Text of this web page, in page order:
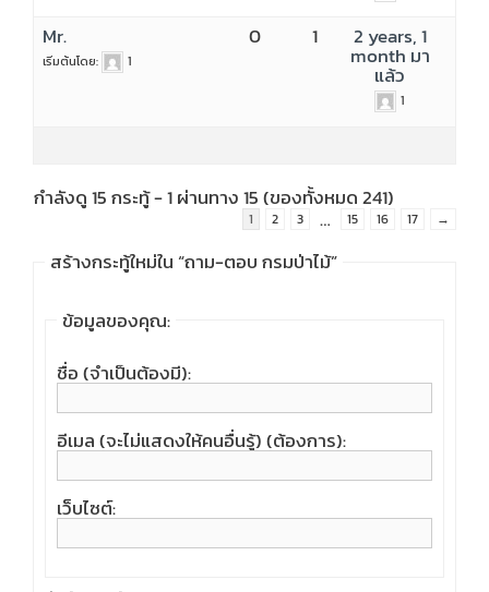
Mr.
เริ่มต้นโดย: 1
0 1 2 years, 1
month มา
แล้ว
1
กำลังดู 15 กระทู้ - 1 ผ่านทาง 15 (ของทั้งหมด 241)
1 2 3 … 15 16 17 →
สร้างกระทู้ใหม่ใน “ถาม-ตอบ กรมป่าไม้”
ข้อมูลของคุณ:
ชื่อ (จำเป็นต้องมี):
อีเมล (จะไม่แสดงให้คนอื่นรู้) (ต้องการ):
เว็บไซต์: